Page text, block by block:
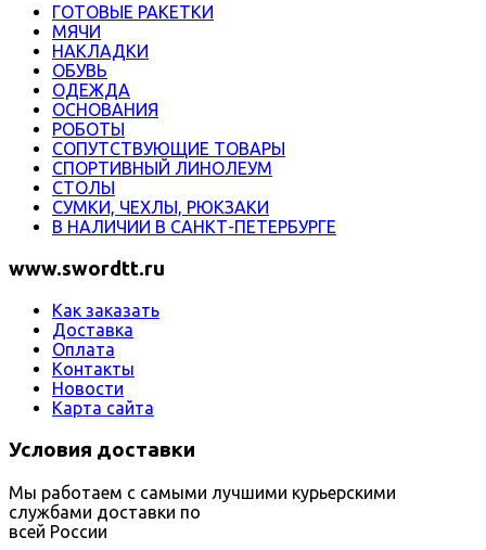
ГОТОВЫЕ РАКЕТКИ
МЯЧИ
НАКЛАДКИ
ОБУВЬ
ОДЕЖДА
ОСНОВАНИЯ
РОБОТЫ
СОПУТСТВУЮЩИЕ ТОВАРЫ
СПОРТИВНЫЙ ЛИНОЛЕУМ
СТОЛЫ
СУМКИ, ЧЕХЛЫ, РЮКЗАКИ
В НАЛИЧИИ В САНКТ-ПЕТЕРБУРГЕ
www.swordtt.ru
Как заказать
Доставка
Оплата
Контакты
Новости
Карта сайта
Условия доставки
Мы работаем с самыми лучшими курьерскими
службами доставки по
всей России